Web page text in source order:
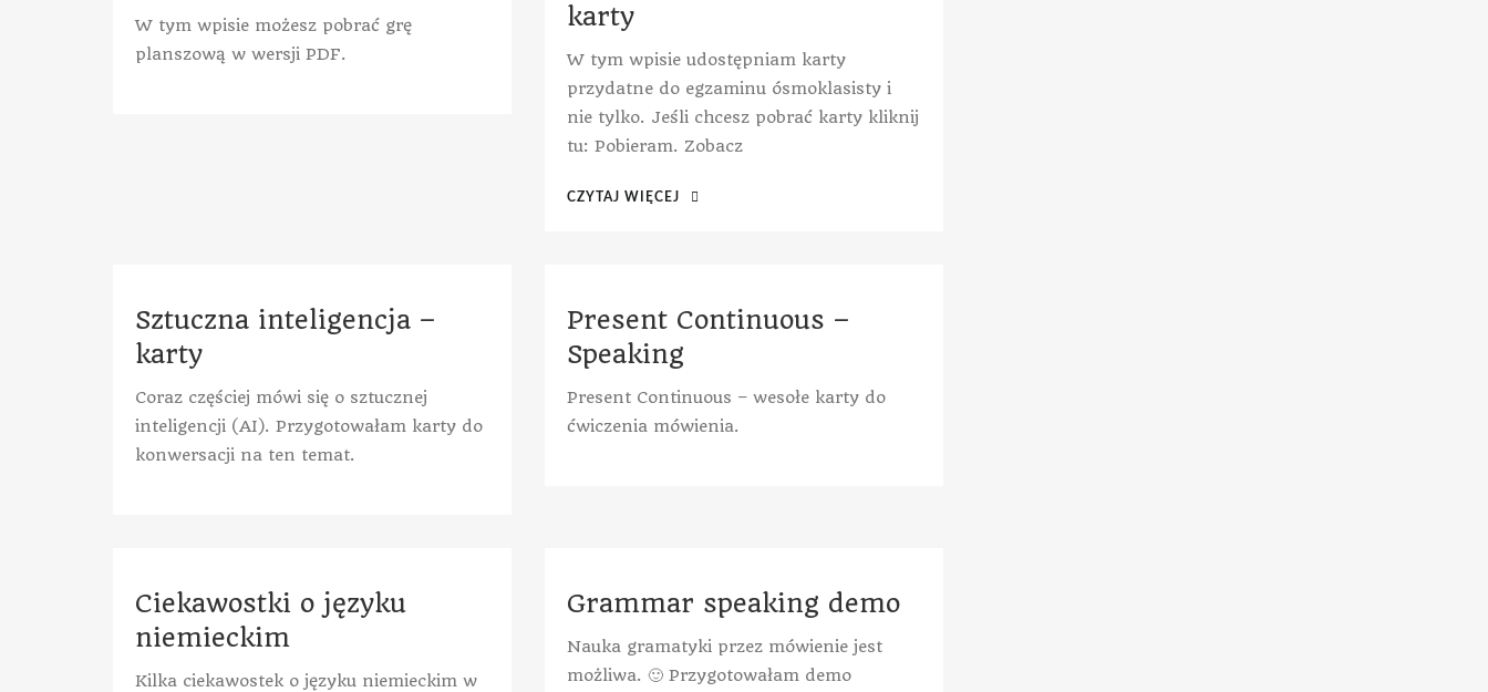
W tym wpisie możesz pobrać grę
planszową w wersji PDF.
karty
W tym wpisie udostępniam karty
przydatne do egzaminu ósmoklasisty i
nie tylko. Jeśli chcesz pobrać karty kliknij
tu: Pobieram. Zobacz
CZYTAJ WIĘCEJ
Sztuczna inteligencja –
karty
Coraz częściej mówi się o sztucznej
inteligencji (AI). Przygotowałam karty do
konwersacji na ten temat.
Present Continuous –
Speaking
Present Continuous – wesołe karty do
ćwiczenia mówienia.
Ciekawostki o języku
niemieckim
Kilka ciekawostek o języku niemieckim w
Grammar speaking demo
Nauka gramatyki przez mówienie jest
możliwa. 🙂 Przygotowałam demo